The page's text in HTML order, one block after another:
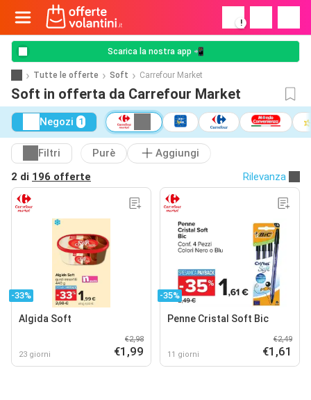
!
Scarica la nostra app 📲
Tutte le offerte Soft Carrefour Market
Soft in offerta da Carrefour Market
Negozi 1
Filtri Purè
Aggiungi
2 di 196 offerte Rilevanza
-33%
Algida Soft
23 giorni
€2,98
€1,99
-35%
Penne Cristal Soft Bic
11 giorni
€2,49
€1,61